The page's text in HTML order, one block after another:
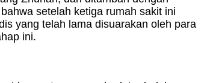
setelah ketiga rumah sakit ini
yang telah lama disuarakan oleh para
ini.